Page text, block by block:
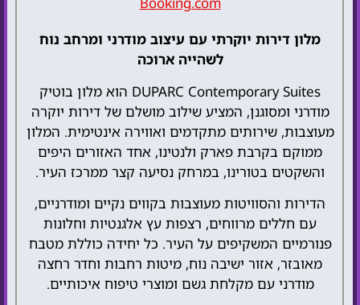
מלון דירות יוקרתי עם עיצוב מודרני ומרחב נוח
לשהייה ארוכה
DUPARC Contemporary Suites הוא מלון בוטיק
מודרני ומסוגנן, המציע שילוב מושלם של דירות יוקרה
מעוצבות, שירותים מתקדמים ואווירה אינטימית. המלון
ממוקם בקרבת פארק ולנטינו, אחד האזורים היפים
והשקטים בטורינו, במרחק נסיעה קצר ממרכז העיר.
הדירות והסוויטות מעוצבות בקווים נקיים ומודרניים,
עם חללים מרווחים, רצפות עץ אלגנטיות וחלונות
פנורמיים המשקיפים על העיר. כל יחידה כוללת מטבח
מאובזר, אזור ישיבה נוח, מיטות רחבות וחדר רחצה
מודרני עם מקלחת גשם ומוצרי טיפוח איכותיים.